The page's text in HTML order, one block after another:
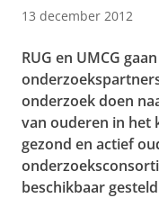
13 december 2012
RUG en UMCG
onderzoek doen
van ouderen in het
gezond en actief
beschikbaar